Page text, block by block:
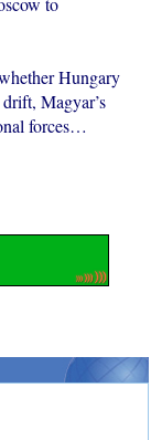
Hungary
Magyar’s
forces…